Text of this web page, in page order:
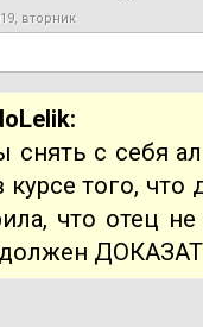
вторник
снять с себя
того, что
что отец